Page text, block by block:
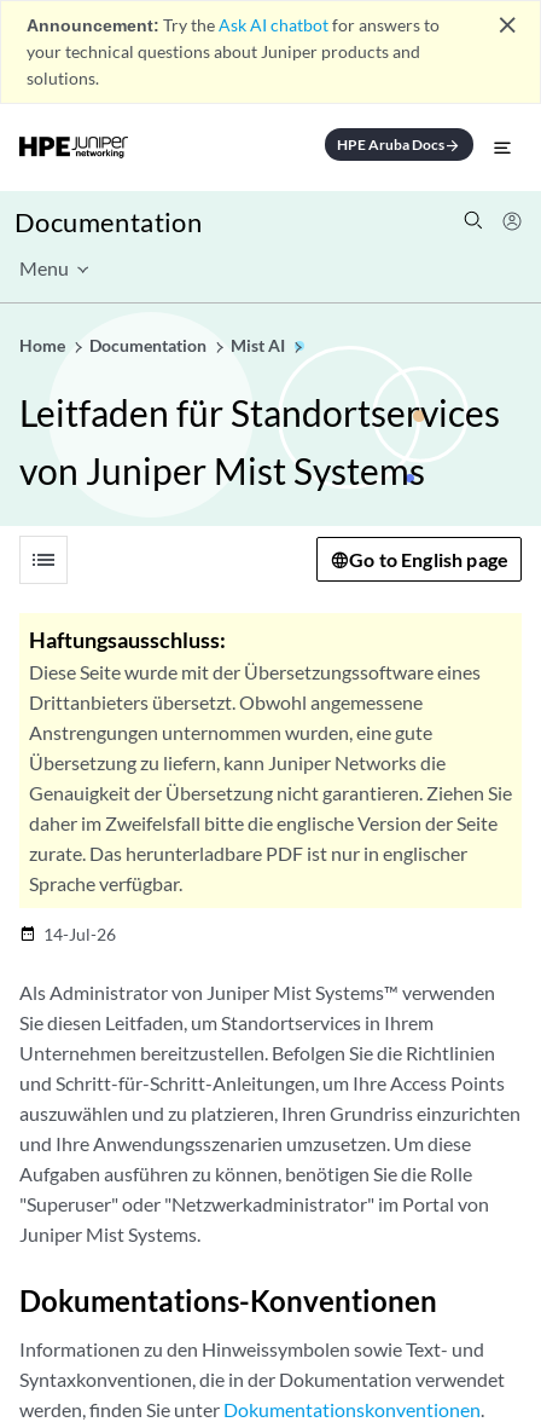
Announcement: Try theAsk AI chatbotfor answers to
your technical questions about Juniper products and
solutions.
close
HPE Aruba Docsarrow_forward
Documentation
Menu
Home Documentation Mist AI
Leitfaden für Standortservices
von Juniper Mist Systems
list Go to English page
Haftungsausschluss:
Diese Seite wurde mit der Übersetzungssoftware eines
Drittanbieters übersetzt. Obwohl angemessene
Anstrengungen unternommen wurden, eine gute
Übersetzung zu liefern, kann Juniper Networks die
Genauigkeit der Übersetzung nicht garantieren. Ziehen Sie
daher im Zweifelsfall bitte die englische Version der Seite
zurate. Das herunterladbare PDF ist nur in englischer
Sprache verfügbar.
date_range 14-Jul-26
Als Administrator von Juniper Mist Systems™ verwenden
Sie diesen Leitfaden, um Standortservices in Ihrem
Unternehmen bereitzustellen. Befolgen Sie die Richtlinien
und Schritt-für-Schritt-Anleitungen, um Ihre Access Points
auszuwählen und zu platzieren, Ihren Grundriss einzurichten
und Ihre Anwendungsszenarien umzusetzen. Um diese
Aufgaben ausführen zu können, benötigen Sie die Rolle
"Superuser" oder "Netzwerkadministrator" im Portal von
Juniper Mist Systems.
Dokumentations-Konventionen
Informationen zu den Hinweissymbolen sowie Text- und
Syntaxkonventionen, die in der Dokumentation verwendet
werden, finden Sie unter Dokumentationskonventionen.